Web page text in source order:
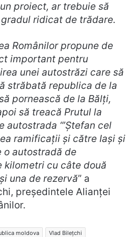
proiect, ar trebuie să
ridicat de trădare.
Românilor propune de
important pentru
unei autostrăzi care să
străbată republica de la
pornească de la Bălți,
să treacă Prutul la
autostrada “’Ștefan cel
ramificații și către Iași și
o autostradă de
cu câte două
una de rezervă” a
președintele Alianței
moldova Vlad Bilețchi